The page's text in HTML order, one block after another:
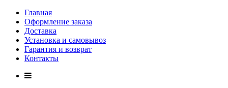
Главная
Оформление заказа
Доставка
Установка и самовывоз
Гарантия и возврат
Контакты